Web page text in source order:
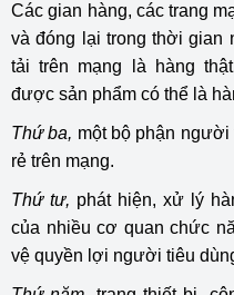
Các gian hàng, các trang
và đóng lại trong thời gian
tải trên mạng là hàng
được sản phẩm có thể là
Thứ ba, một bộ phận
rẻ trên mạng.
Thứ tư, phát hiện, xử lý
của nhiều cơ quan chức
vệ quyền lợi người tiêu